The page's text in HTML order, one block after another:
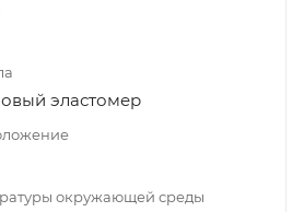
эластомер
окружающей среды